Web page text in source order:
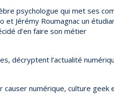
psychologue qui met ses
et Jérémy Roumagnac un
d’en faire son métier
décryptent l’actualité
causer numérique, culture geek